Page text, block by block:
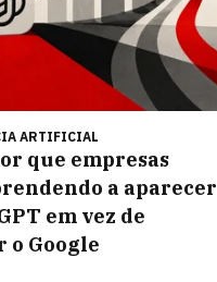
ARTIFICIAL
que empresas
a aparecer
em vez de
o Google